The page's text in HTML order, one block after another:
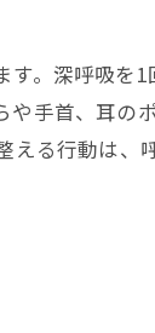
本ステップ
瞬でアプロー
安全に押す
を一瞬で整え
と足のアプロ
押し！セルフ
。深呼吸
手首、耳
る行動は、